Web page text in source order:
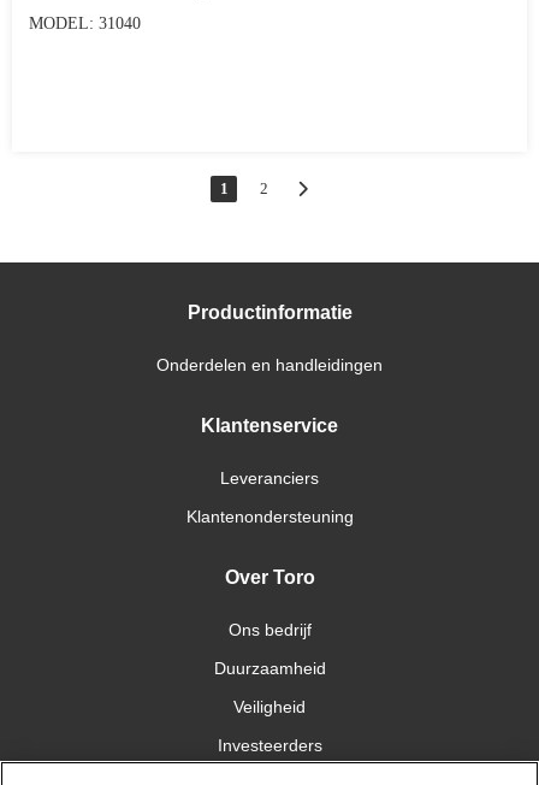
MODEL: 31040
1 2
Productinformatie
Onderdelen en handleidingen
Klantenservice
Leveranciers
Klantenondersteuning
Over Toro
Ons bedrijf
Duurzaamheid
Veiligheid
Investeerders